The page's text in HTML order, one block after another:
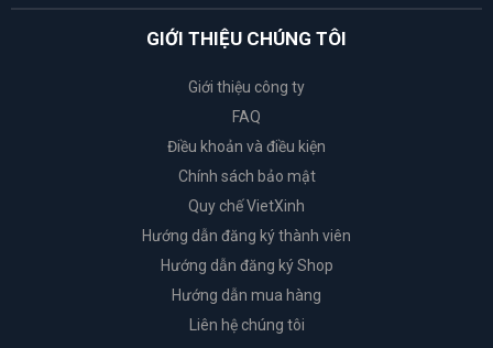
GIỚI THIỆU CHÚNG TÔI
Giới thiệu công ty
FAQ
Điều khoản và điều kiện
Chính sách bảo mật
Quy chế VietXinh
Hướng dẫn đăng ký thành viên
Hướng dẫn đăng ký Shop
Hướng dẫn mua hàng
Liên hệ chúng tôi